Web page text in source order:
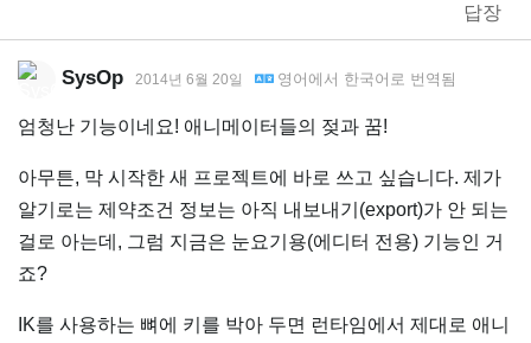
답장
SysOp 2014년 6월 20일 영어 에서 한국어 로 번역됨
엄청난 기능이네요! 애니메이터들의 젖과 꿈!
아무튼, 막 시작한 새 프로젝트에 바로 쓰고 싶습니다. 제가
알기로는 제약조건 정보는 아직 내보내기(export)가 안 되는
걸로 아는데, 그럼 지금은 눈요기용(에디터 전용) 기능인 거
죠?
IK를 사용하는 뼈에 키를 박아 두면 런타임에서 제대로 애니